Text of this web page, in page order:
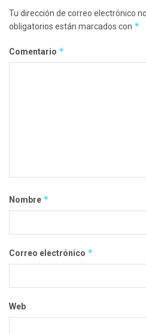
Tu dirección de correo electrónico
obligatorios están marcados con *
Comentario *
Nombre *
Correo electrónico *
Web